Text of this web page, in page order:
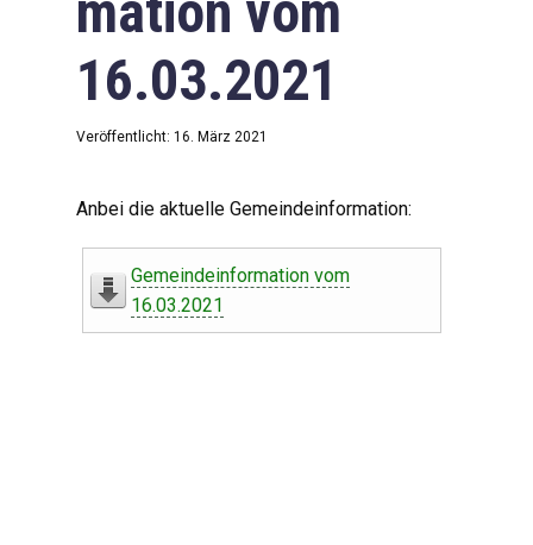
Gemeinderat
Bildung
Vereine
Leben in Oberdorf
16.03.2021
Veröffentlicht: 16. März 2021
Anbei die aktuelle Gemeindeinformation:
Gemeindeinformation vom
16.03.2021